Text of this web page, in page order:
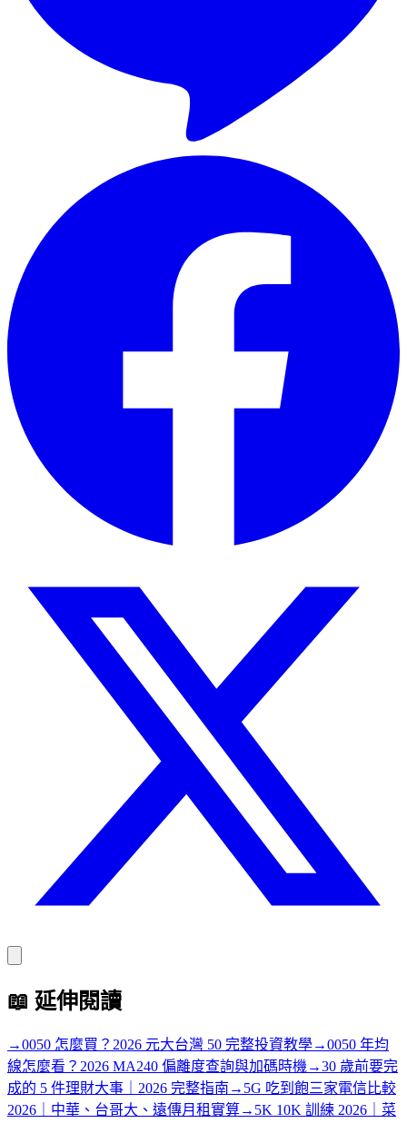
📖 延伸閱讀
→0050 怎麼買？2026 元大台灣 50 完整投資教學→0050 年均
線怎麼看？2026 MA240 偏離度查詢與加碼時機→30 歲前要完
成的 5 件理財大事｜2026 完整指南 → 5G 吃到飽三家電信比較
2026｜中華、台哥大、遠傳月租實算→ 5K 10K 訓練 2026｜菜